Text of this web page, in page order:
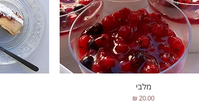
תצוגה מהירה
מלבי
מחיר